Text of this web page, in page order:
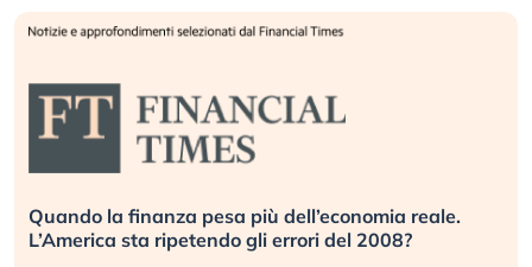
Russia e Cina pronti a spegnere Starlink. Gli
investitori stanno sottovalutando il rischio?